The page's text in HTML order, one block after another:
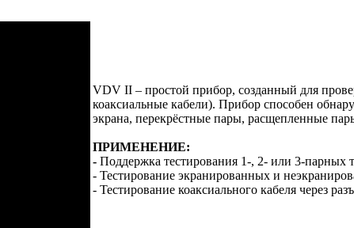
VDV II – простой прибор, созданный для
коаксиальные кабели). Прибор способен
экрана, перекрёстные пары, расщепленные
ПРИМЕНЕНИЕ:
- Поддержка тестирования 1-, 2- или 3-парных
- Тестирование экранированных и
- Тестирование коаксиального кабеля через